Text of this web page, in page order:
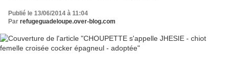
Publié le 13/06/2014 à 11:04
Par refugeguadeloupe.over-blog.com